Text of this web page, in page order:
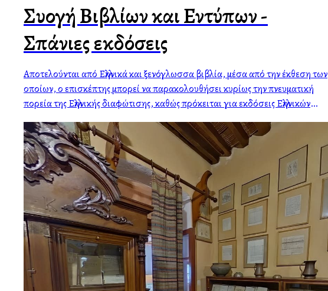
Συλλογή Βιβλίων και Εντύπων -
Σπάνιες εκδόσεις
Αποτελούνται από Ελληνικά και ξενόγλωσσα βιβλία, μέσα από την έκθεση των
οποίων, ο επισκέπτης μπορεί να παρακολουθήσει κυρίως την πνευματική
πορεία της Ελληνικής διαφώτισης, καθώς πρόκειται για εκδόσεις Ελληνικών
Μόσχας, Λειψίας, Πέστης, Φλωρεντίας, Λονδίνου, Άμστερνταμ, Μάλτας,
Τεργέστης κλπ.Στο μουσείο φυλάσσονται μοναδικές